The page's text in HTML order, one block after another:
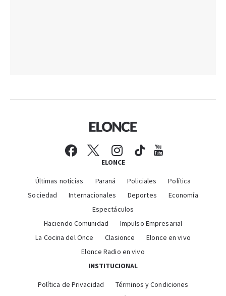
ELONCE
Últimas noticias Paraná Policiales
Política
Sociedad
Internacionales Deportes
Economía
Espectáculos
Haciendo Comunidad
Impulso Empresarial
La Cocina del Once
Clasionce
Elonce en vivo
Elonce Radio en vivo
INSTITUCIONAL
Política de Privacidad
Términos y Condiciones